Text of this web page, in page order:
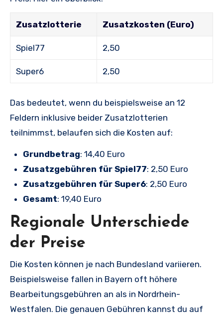
Zusatzlotterie Zusatzkosten (Euro)
Spiel77 2,50
Super6 2,50
Das bedeutet, wenn du beispielsweise an 12
Feldern inklusive beider Zusatzlotterien
teilnimmst, belaufen sich die Kosten auf:
Grundbetrag: 14,40 Euro
Zusatzgebühren für Spiel77: 2,50 Euro
Zusatzgebühren für Super6: 2,50 Euro
Gesamt: 19,40 Euro
Regionale Unterschiede
der Preise
Die Kosten können je nach Bundesland variieren.
Beispielsweise fallen in Bayern oft höhere
Bearbeitungsgebühren an als in Nordrhein-
Westfalen. Die genauen Gebühren kannst du auf